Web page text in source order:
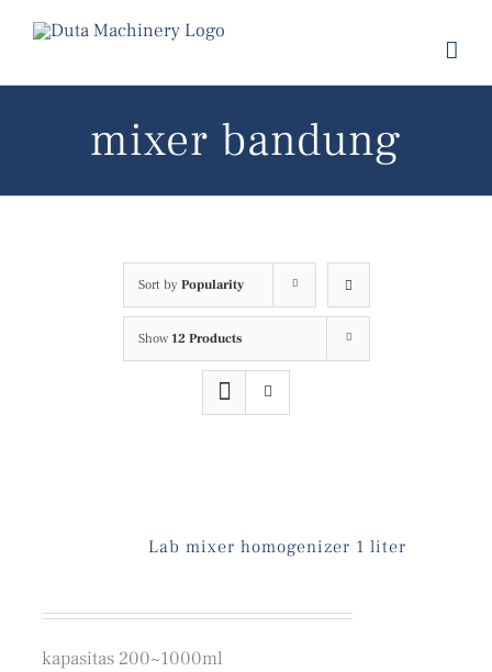
Skip
content
mixer bandung
Sort by Popularity
Show 12 Products
Lab mixer homogenizer 1 liter
kapasitas 200~1000ml